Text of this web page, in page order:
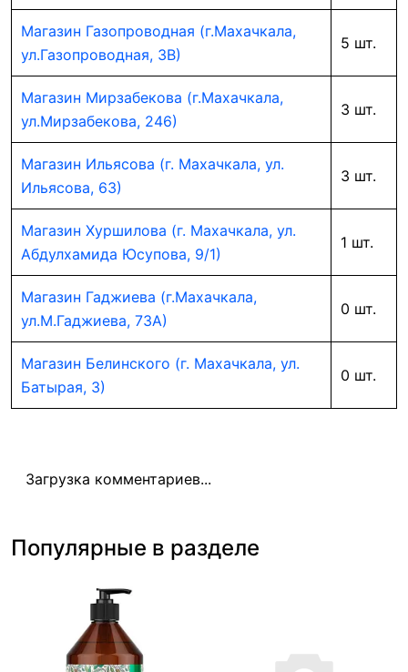
Магазин Газопроводная (г.Махачкала,
ул.Газопроводная, 3В)
5 шт.
Магазин Мирзабекова (г.Махачкала,
ул.Мирзабекова, 246)
3 шт.
Магазин Ильясова (г. Махачкала, ул.
Ильясова, 63)
3 шт.
Магазин Хуршилова (г. Махачкала, ул.
Абдулхамида Юсупова, 9/1)
1 шт.
Магазин Гаджиева (г.Махачкала,
ул.М.Гаджиева, 73А)
0 шт.
Магазин Белинского (г. Махачкала, ул.
Батырая, 3)
0 шт.
Загрузка комментариев...
Популярные в разделе